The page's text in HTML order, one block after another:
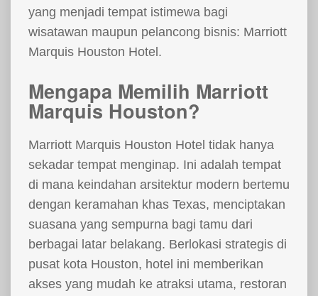
yang menjadi tempat istimewa bagi
wisatawan maupun pelancong bisnis: Marriott
Marquis Houston Hotel.
Mengapa Memilih Marriott
Marquis Houston?
Marriott Marquis Houston Hotel tidak hanya
sekadar tempat menginap. Ini adalah tempat
di mana keindahan arsitektur modern bertemu
dengan keramahan khas Texas, menciptakan
suasana yang sempurna bagi tamu dari
berbagai latar belakang. Berlokasi strategis di
pusat kota Houston, hotel ini memberikan
akses yang mudah ke atraksi utama, restoran